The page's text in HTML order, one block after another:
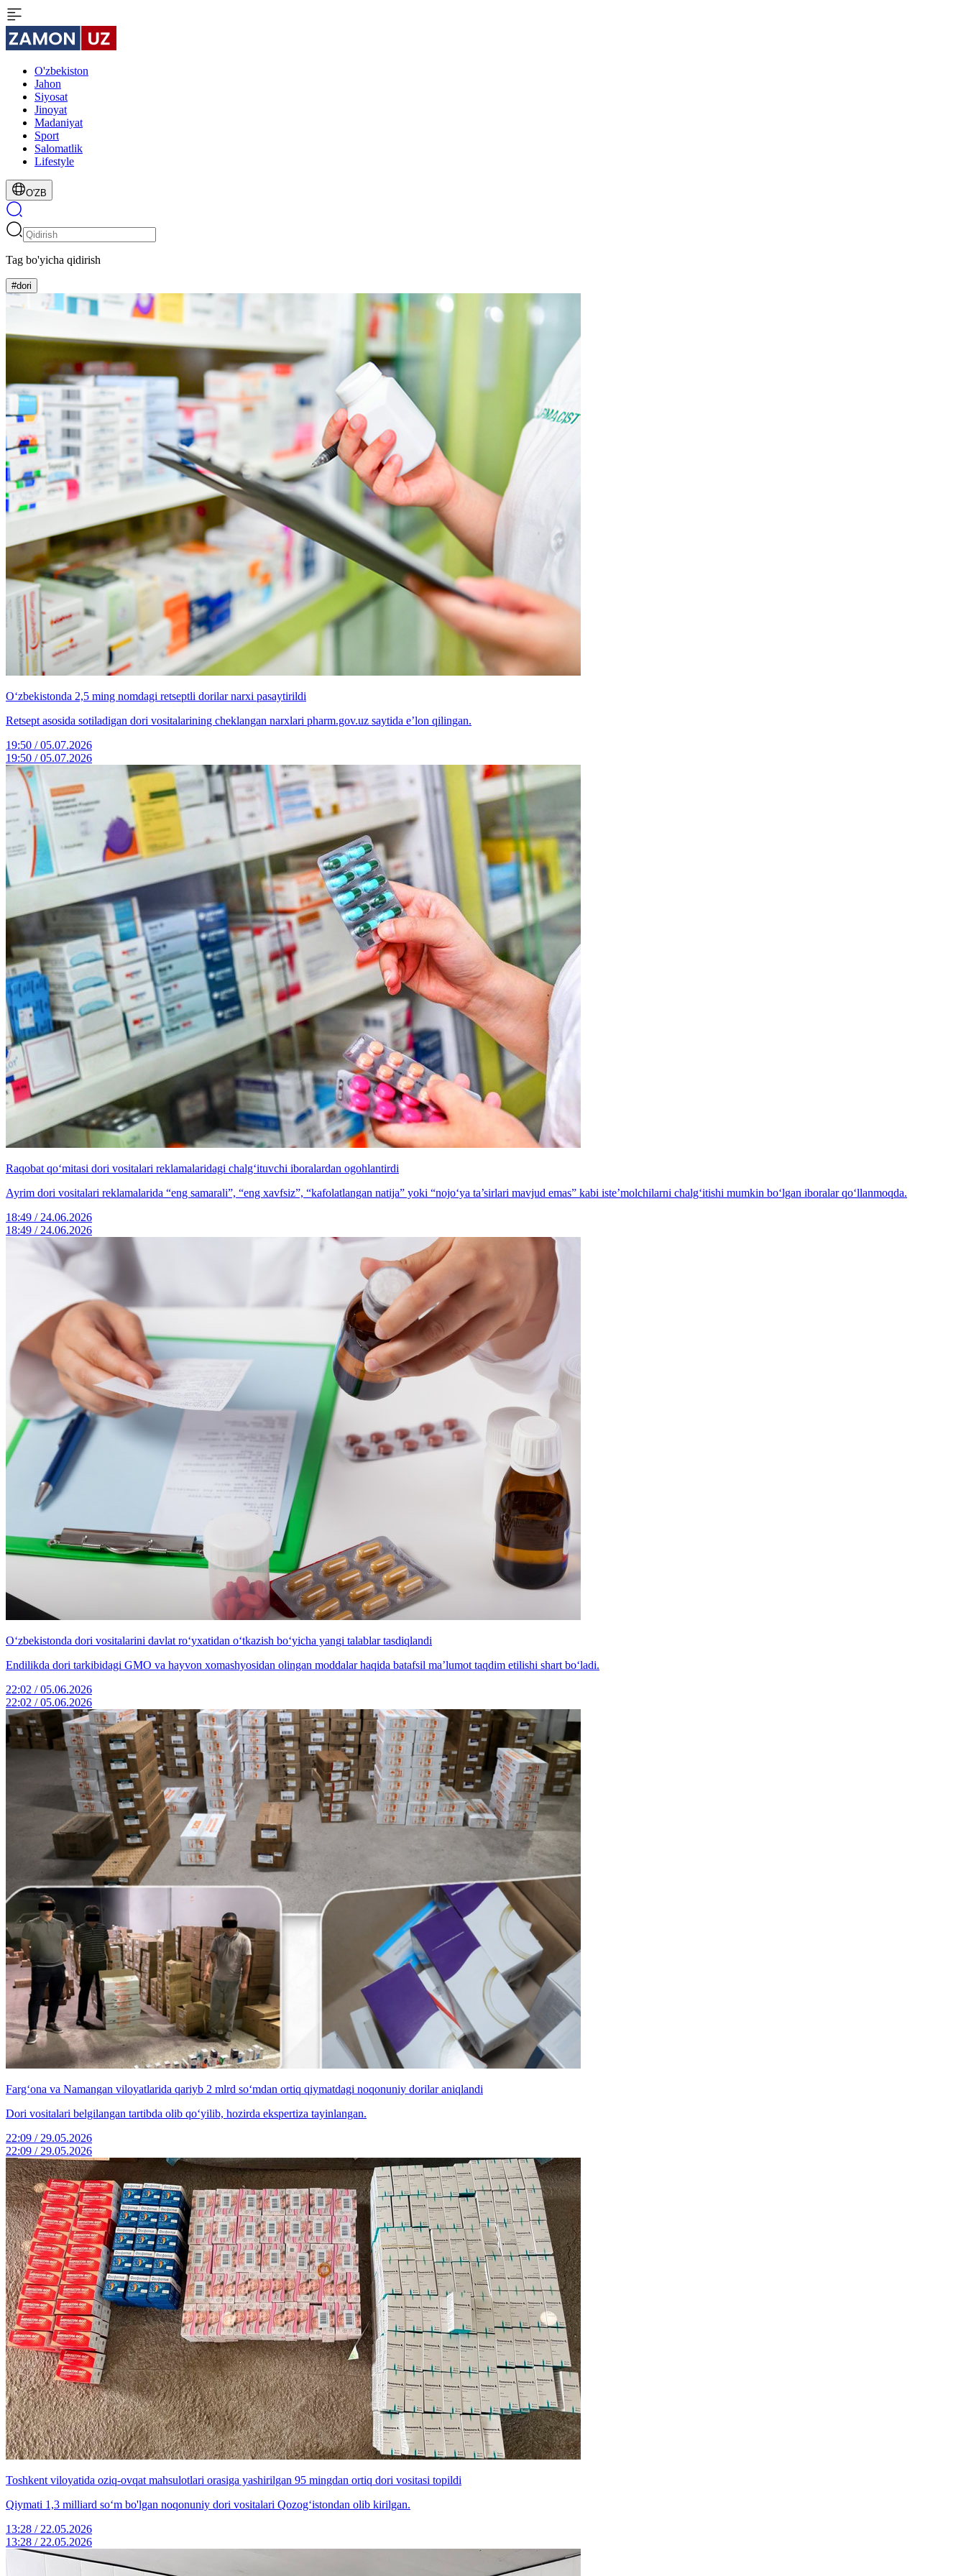
O'zbekiston
Jahon
Siyosat
Jinoyat
Madaniyat
Sport
Salomatlik
Lifestyle
O'ZB
Tag bo'yicha qidirish
#dori
O‘zbekistonda 2,5 ming nomdagi retseptli dorilar narxi pasaytirildi
Retsept asosida sotiladigan dori vositalarining cheklangan narxlari pharm.gov.uz saytida e’lon qilingan.
19:50 / 05.07.2026
19:50 / 05.07.2026
Raqobat qo‘mitasi dori vositalari reklamalaridagi chalg‘ituvchi iboralardan ogohlantirdi
Ayrim dori vositalari reklamalarida “eng samarali”, “eng xavfsiz”, “kafolatlangan natija” yoki “nojo‘ya ta’sirlari mavjud emas” kabi iste’molchilarni chalg‘itishi mumkin bo‘lgan iboralar qo‘llanmoqda.
18:49 / 24.06.2026
18:49 / 24.06.2026
O‘zbekistonda dori vositalarini davlat ro‘yxatidan o‘tkazish bo‘yicha yangi talablar tasdiqlandi
Endilikda dori tarkibidagi GMO va hayvon xomashyosidan olingan moddalar haqida batafsil ma’lumot taqdim etilishi shart bo‘ladi.
22:02 / 05.06.2026
22:02 / 05.06.2026
Farg‘ona va Namangan viloyatlarida qariyb 2 mlrd so‘mdan ortiq qiymatdagi noqonuniy dorilar aniqlandi
Dori vositalari belgilangan tartibda olib qo‘yilib, hozirda ekspertiza tayinlangan.
22:09 / 29.05.2026
22:09 / 29.05.2026
Toshkent viloyatida oziq-ovqat mahsulotlari orasiga yashirilgan 95 mingdan ortiq dori vositasi topildi
Qiymati 1,3 milliard so‘m bo'lgan noqonuniy dori vositalari Qozog‘istondan olib kirilgan.
13:28 / 22.05.2026
13:28 / 22.05.2026